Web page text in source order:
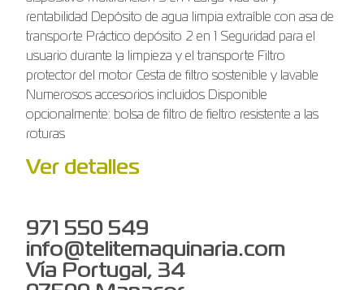
rentabilidad Depósito de agua limpia extraíble con asa de
transporte Práctico depósito 2 en 1 Seguridad para el
usuario durante la limpieza y el transporte Filtro
protector del motor Cesta de filtro sostenible y lavable
Numerosos accesorios incluidos Disponible
opcionalmente: bolsa de filtro de fieltro resistente a las
roturas
Ver detalles
971 550 549
info@telitemaquinaria.com
Vía Portugal, 34